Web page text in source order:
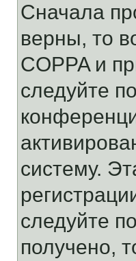
Сначала
верны, то
COPPA и
следуйте
систему.
следуйте
получено,